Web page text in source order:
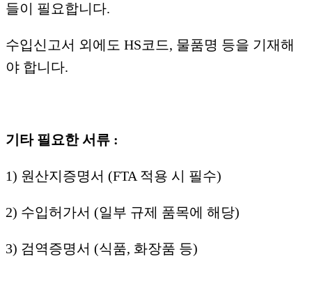
들이 필요합니다.
수입신고서 외에도 HS코드, 물품명 등을 기재해
야 합니다.
기타 필요한 서류 :
1) 원산지증명서 (FTA 적용 시 필수)
2) 수입허가서 (일부 규제 품목에 해당)
3) 검역증명서 (식품, 화장품 등)